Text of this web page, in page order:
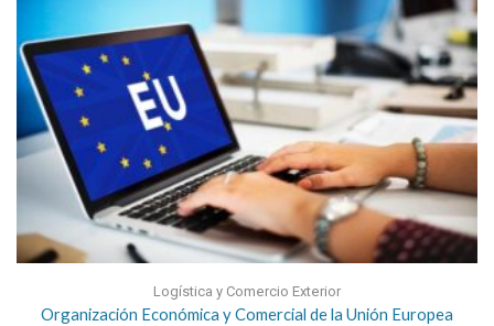
Logística y Comercio Exterior
Organización Económica y Comercial de la Unión Europea